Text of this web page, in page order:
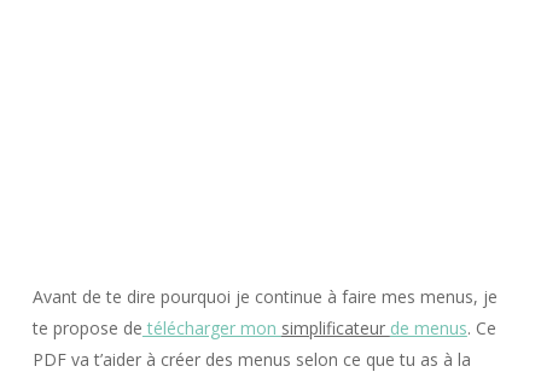
Avant de te dire pourquoi je continue à faire mes menus, je
te propose de télécharger mon simplificateur de menus. Ce
PDF va t’aider à créer des menus selon ce que tu as à la